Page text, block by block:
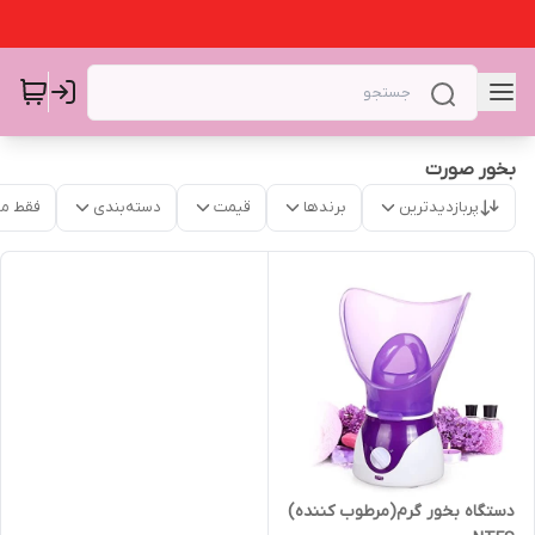
بخور صورت
پربازدیدترین برندها قیمت دسته‌بندی فقط
دستگاه بخور گرم(مرطوب کننده)